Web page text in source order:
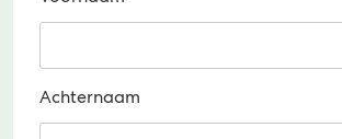
Achternaam